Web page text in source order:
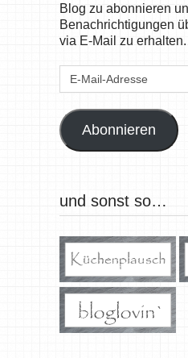
Blog zu abonnieren
Benachrichtigungen
via E-Mail zu
E-
Abonnieren
und sonst so…